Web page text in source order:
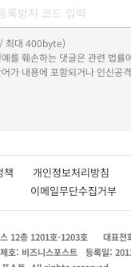
최대 400byte)
를 훼손하는 댓글은 관련 법률
가 내용에 포함되거나 인신공
정책 개인정보처리방침
이메일무단수집거부
12층 1201호-1203호 대표전
제호: 비즈니스포스트 등록일: